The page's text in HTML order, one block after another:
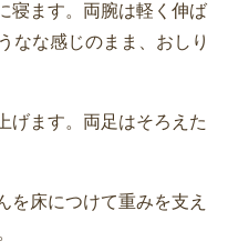
寝ます。両腕は軽く伸ば
なな感じのまま、おしり
げます。両足はそろえた
を床につけて重みを支え